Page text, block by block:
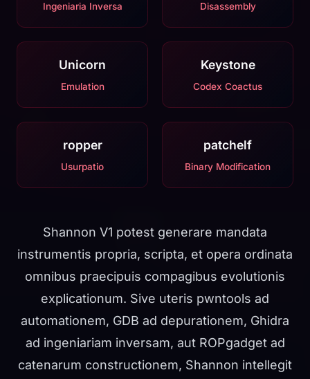
Ingeniaria Inversa Disassembly
Unicorn
Emulation
Keystone
Codex Coactus
ropper
Usurpatio
patchelf
Binary Modification
Shannon V1 potest generare mandata
instrumentis propria, scripta, et opera ordinata
omnibus praecipuis compagibus evolutionis
explicationum. Sive uteris pwntools ad
automationem, GDB ad depurationem, Ghidra
ad ingeniariam inversam, aut ROPgadget ad
catenarum constructionem, Shannon intellegit